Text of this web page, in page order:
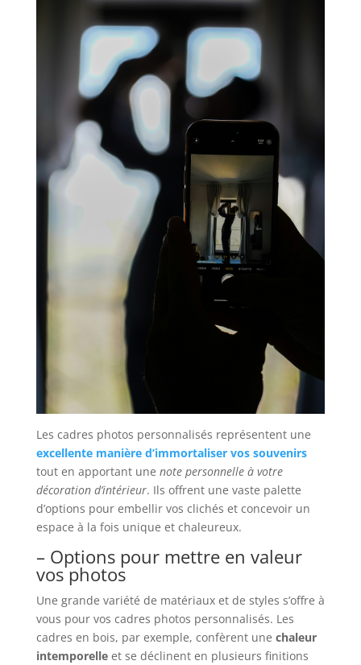
Les cadres photos personnalisés représentent une
excellente manière d’immortaliser vos souvenirs
tout en apportant une note personnelle à votre
décoration d’intérieur. Ils offrent une vaste palette
d’options pour embellir vos clichés et concevoir un
espace à la fois unique et chaleureux.
– Options pour mettre en valeur
vos photos
Une grande variété de matériaux et de styles s’offre à
vous pour vos cadres photos personnalisés. Les
cadres en bois, par exemple, confèrent une chaleur
intemporelleet se déclinent en plusieurs finitions